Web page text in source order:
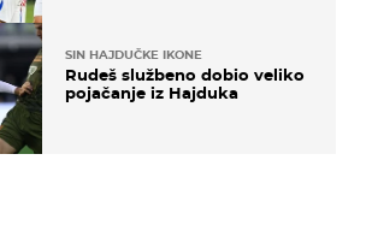
SIN HAJDUČKE IKONE
Rudeš službeno dobio veliko
pojačanje iz Hajduka